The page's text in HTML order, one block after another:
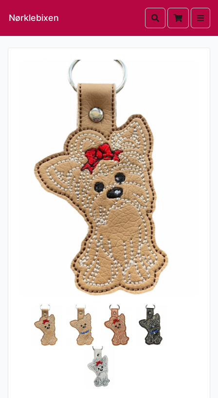
Nørklebixen